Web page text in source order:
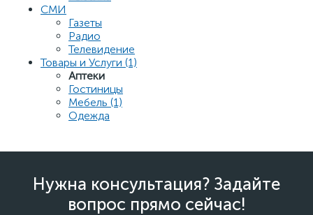
СМИ
Газеты
Радио
Телевидение
Товары и Услуги (1)
Аптеки
Гостиницы
Мебель (1)
Одежда
Нужна консультация? Задайте
вопрос прямо сейчас!